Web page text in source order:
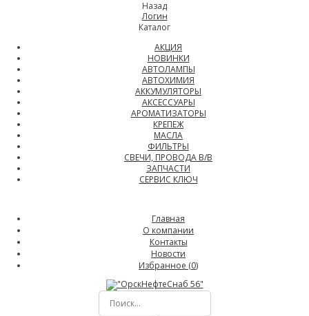
Назад
Логин
Каталог
АКЦИЯ
НОВИНКИ
АВТОЛАМПЫ
АВТОХИМИЯ
АККУМУЛЯТОРЫ
АКСЕССУАРЫ
АРОМАТИЗАТОРЫ
КРЕПЕЖ
МАСЛА
ФИЛЬТРЫ
СВЕЧИ, ПРОВОДА В/В
ЗАПЧАСТИ
СЕРВИС КЛЮЧ
Главная
О компании
Контакты
Новости
Избранное (0)